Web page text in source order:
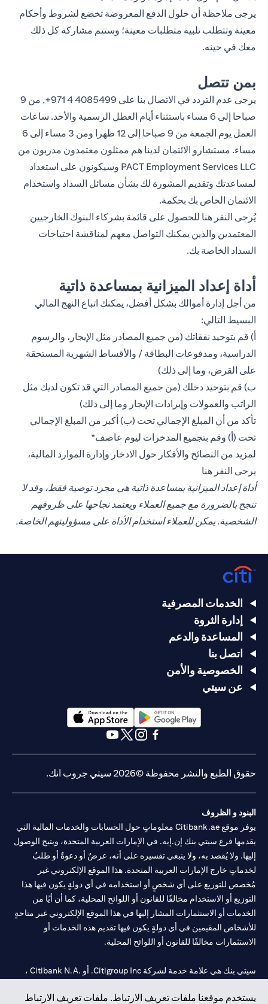
يرجى ملاحظة أن حلول الدفع المعروضة تخضع لشروط وأحكام
معينة وتتطلب تلبية متطلبات معينة؛ وستتم مشاركة كل ذلك
معك في حينه.
بمن تتصل
يرجى عدم التردد في الاتصال بنا على 4085499 4 971+
, من 9
صباحا إلى 6 مساء باستثناء أيام العطل الرسمية والأحد. ساعات
العمل يوم الجمعة من 9 صباحا إلى 12 ظهرا ومن 3 مساء إلى 6
مساء. مستشارو الائتمان لدينا هم ممثلون معتمدون مدربون من
PACT Employment Services LLC وسيكونون على استعداد
لمساعدتك وتقديم المشورة لك بشأن مسائل السداد واستخدام
الائتمان الخاص بك بحكمة.
يُرجى النقر هنا للحصول على قائمة بشركاء البنوك الخارجيين
المعتمدين والذين يمكنك التواصل معهم لمناقشة احتياجات
السداد الخاصة بك.
أداة إعداد الميزانية بمساعدة ذاتية
من أجل إدارة أموالك بشكل أفضل، يمكنك اتباع النهج المالي
البسيط التالي:
أ) قم بتوحيد نفقاتك (من جميع المصادر مثل الإيجار، والرسوم
الدراسية، ومدفوعات البطاقة / والأقساط الشهرية المستحقة
على القرض، وما إلى ذلك)
ب) قم بتوحيد دخلك (من جميع المصادر التي قد تكون لديك مثل
الراتب والعمولات وإيرادات الإيجار وما إلى ذلك)
تأكد من أن المبلغ الإجمالي تحت (ب) أكبر من المبلغ الإجمالي
تحت (أ) وقم بتجميع المدخرات ليوم عاصف*
لمزيد من النصائح والأفكار حول الادخار وإدارة الموارد المالية،
يرجى النقر هنا
أداة إعداد الميزانية بمساعدة ذاتية هي مجرد توصية فقط، وقد لا
تنجح بالضرورة مع جميع العملاء ويعتمد نجاحها على ظروفهم
الشخصية. يمكن للعملاء استخدام الأداة على مسؤوليتهم الخاصة.
يستخدم موقعنا ملفات تعريف الارتباط. ملفات تعريف الارتباط
الخدمات المصرفية
إدارة الثروة
المساعدة والدعم
اتصل بنا
الخصوصية والأمن
عن سيتي
(opens in a new tab)
حقوق الطبع والنشر محفوظة ©2026 سيتي جروب انك.
البنود و الظروف
يوفر موقع Citibank.ae معلوماتٍ حول الحسابات والخدمات المالية التي
يقدمها فرع سيتي بنك إن.إيه. في الإمارات العربية المتحدة، ويتيح الوصول
إليها. ولا يُقصد به، ولا ينبغي تفسيره على أنه، عرضٌ أو دعوةٌ أو طلبٌ
لخدماتٍ خارج الإمارات العربية المتحدة. هذا الموقع الإلكتروني غير
مُخصص للتوزيع على أي شخصٍ أو استخدامه في أي دولةٍ يكون فيها هذا
التوزيع أو الاستخدام مخالفًا للقانون أو اللوائح المحلية، كما أن أيًا من
الخدمات أو الاستثمارات المشار إليها في هذا الموقع الإلكتروني غير متاحةٍ
للأشخاص المقيمين في أي دولةٍ يكون فيها تقديم هذه الخدمات أو
الاستثمارات مخالفًا للقانون أو اللوائح المحلية.
سيتي بنك هي علامة خدمة لشركة Citigroup Inc. أو .Citibank N.A ،